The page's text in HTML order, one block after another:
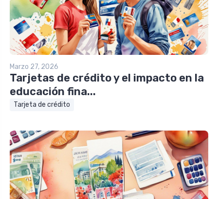
Marzo 27, 2026
Tarjetas de crédito y el impacto en la
educación fina...
Tarjeta de crédito